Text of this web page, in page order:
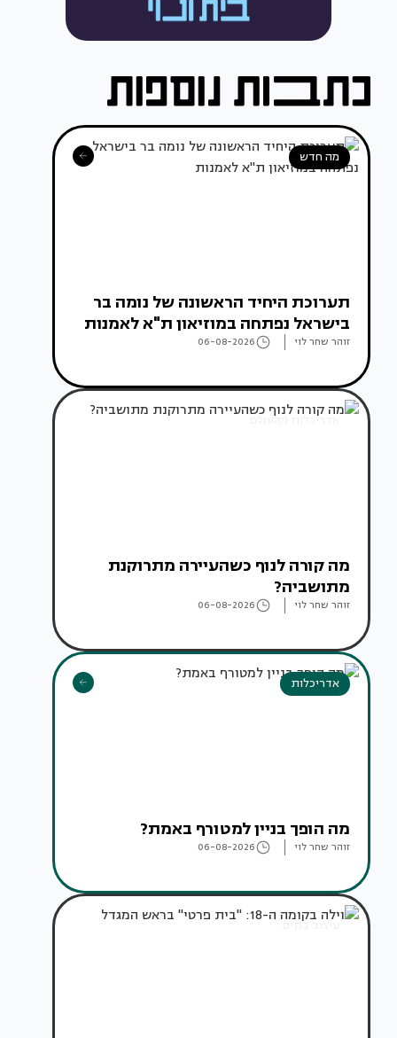
מה חדש
תערוכת היחיד הראשונה של נומה בר
בישראל נפתחה במוזיאון ת"א לאמנות
זוהר שחר לוי 06-08-2026
אדריכלות מהעולם
מה קורה לנוף כשהעיירה מתרוקנת
מתושביה?
זוהר שחר לוי 06-08-2026
אדריכלות
מה הופך בניין למטורף באמת?
זוהר שחר לוי 06-08-2026
עיצוב בתים